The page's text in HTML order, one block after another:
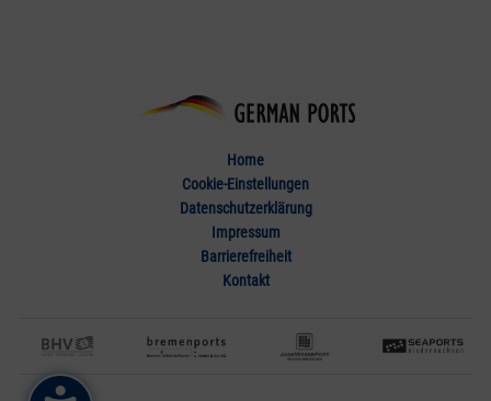
Home
Cookie-Einstellungen
Datenschutzerklärung
Impressum
Barrierefreiheit
Kontakt